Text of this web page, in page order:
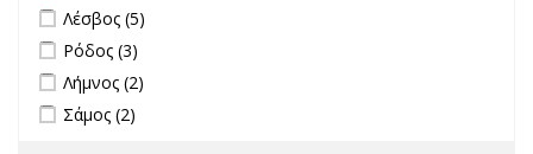
Apply Λέσβος filter
Λέσβος (5)
Apply Ρόδος filter
Ρόδος (3)
Apply Λήμνος filter
Λήμνος (2)
Apply Σάμος filter
Σάμος (2)